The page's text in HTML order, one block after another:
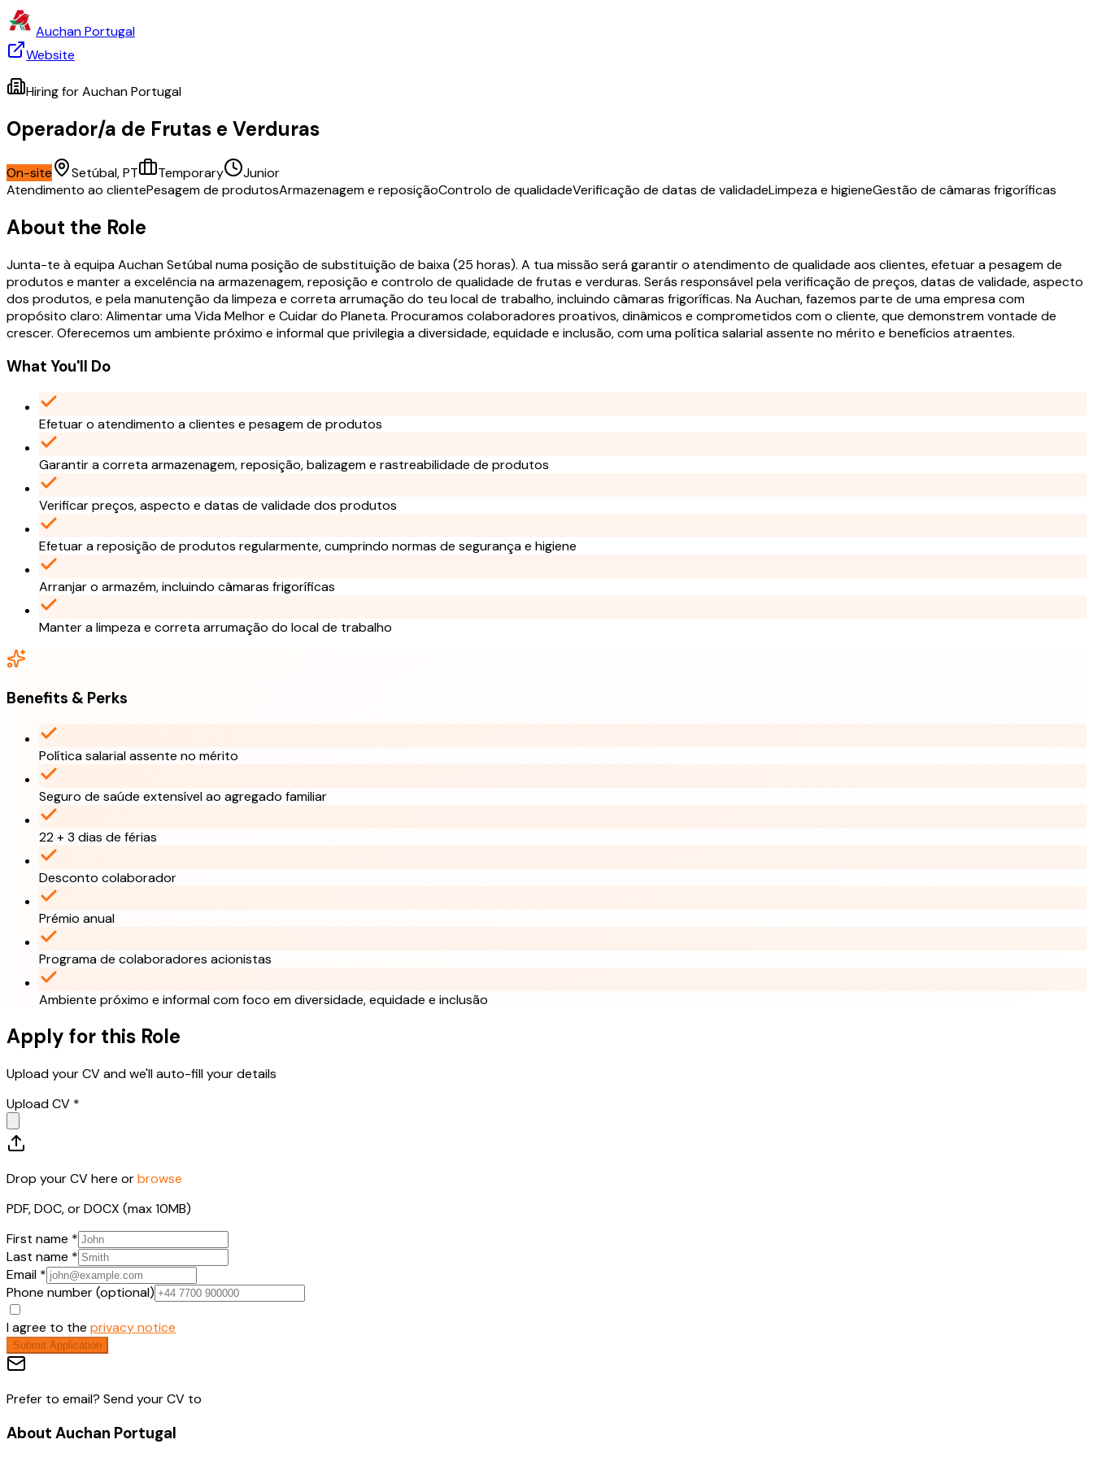
Auchan Portugal
Website
Hiring forAuchan Portugal
Operador/a de Frutas e Verduras
On-site Setúbal, PT Temporary
Junior
Atendimento ao clientePesagem de produtosArmazenagem e reposiçãoControlo de qualidadeVerificação de datas de validadeLimpeza e higieneGestão de câmaras frigoríficas
About the Role
Junta-te à equipa Auchan Setúbal numa posição de substituição de baixa (25 horas). A tua missão será garantir o atendimento de qualidade aos clientes, efetuar a pesagem de
produtos e manter a excelência na armazenagem, reposição e controlo de qualidade de frutas e verduras. Serás responsável pela verificação de preços, datas de validade, aspecto
dos produtos, e pela manutenção da limpeza e correta arrumação do teu local de trabalho, incluindo câmaras frigoríficas. Na Auchan, fazemos parte de uma empresa com
propósito claro: Alimentar uma Vida Melhor e Cuidar do Planeta. Procuramos colaboradores proativos, dinâmicos e comprometidos com o cliente, que demonstrem vontade de
crescer. Oferecemos um ambiente próximo e informal que privilegia a diversidade, equidade e inclusão, com uma política salarial assente no mérito e benefícios atraentes.
What You'll Do
Efetuar o atendimento a clientes e pesagem de produtos
Garantir a correta armazenagem, reposição, balizagem e rastreabilidade de produtos
Verificar preços, aspecto e datas de validade dos produtos
Efetuar a reposição de produtos regularmente, cumprindo normas de segurança e higiene
Arranjar o armazém, incluindo câmaras frigoríficas
Manter a limpeza e correta arrumação do local de trabalho
Benefits & Perks
Política salarial assente no mérito
Seguro de saúde extensível ao agregado familiar
22 + 3 dias de férias
Desconto colaborador
Prémio anual
Programa de colaboradores acionistas
Ambiente próximo e informal com foco em diversidade, equidade e inclusão
Apply for this Role
Upload your CV and we'll auto-fill your details
Upload CV *
Drop your CV here orbrowse
PDF, DOC, or DOCX (max 10MB)
First name *
Last name *
Email *
Phone number (optional)
I agree to the privacy notice
Submit Application
Prefer to email? Send your CV to
About Auchan Portugal